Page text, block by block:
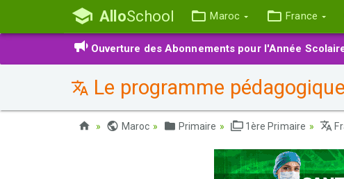
AlloSchool Maroc France
Ouverture des Abonnements pour l'Année
Le programme pédagogique
Maroc Primaire 1ère Primaire